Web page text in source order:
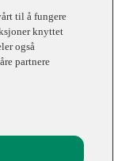
til å fungere
knyttet
også
partnere